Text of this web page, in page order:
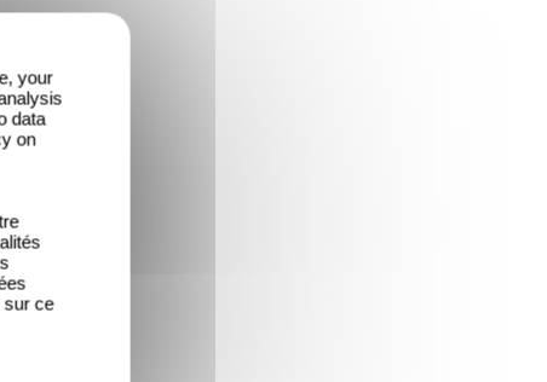
your
data
on
sur ce